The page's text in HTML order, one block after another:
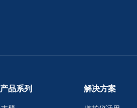
产品系列 解决方案